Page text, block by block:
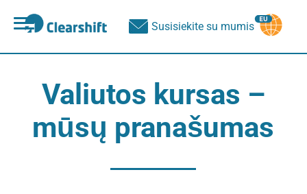
פתח
תפריט
Susisiekite su mumis
Valiutos kursas –
mūsų pranašumas